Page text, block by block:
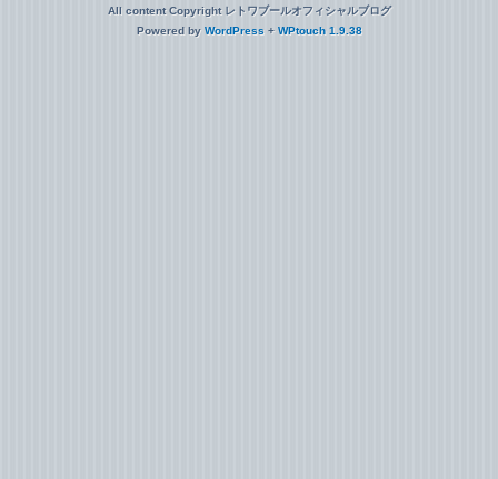
All content Copyright レトワブールオフィシャルブログ
Powered by WordPress + WPtouch 1.9.38